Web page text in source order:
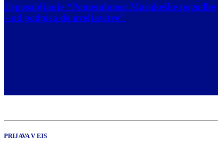
Usposabljanje “Pomembnost Marakeške pogodbe
– od podpisa do uveljavitve”
PRIJAVA V EIS